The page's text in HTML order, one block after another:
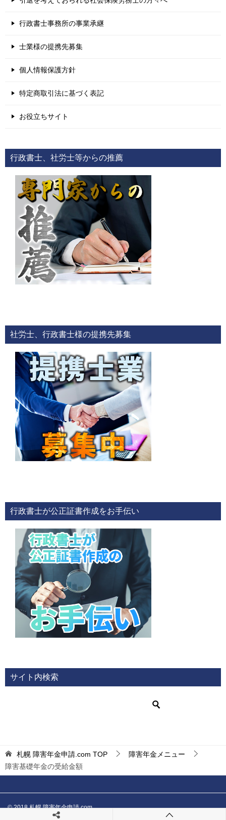
行政書士事務所の事業承継
士業様の提携先募集
個人情報保護方針
特定商取引法に基づく表記
お役立ちサイト
行政書士、社労士等からの推薦
社労士、行政書士様の提携先募集
行政書士が公正証書作成をお手伝い
サイト内検索
札幌 障害年金申請.com TOP
障害年金メニュー
障害基礎年金の受給金額
© 2018 札幌 障害年金申請.com